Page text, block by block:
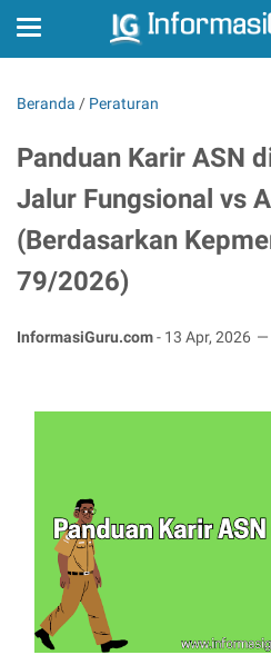
Beranda / Peraturan
Panduan Karir ASN
Jalur Fungsional vs
(Berdasarkan
79/2026)
InformasiGuru.com- 13 Apr, 2026